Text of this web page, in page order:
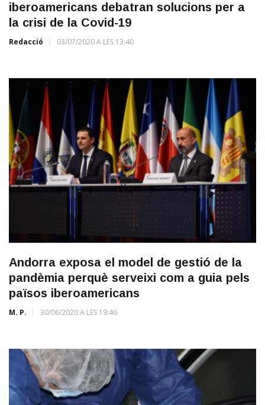
iberoamericans debatran solucions per a
la crisi de la Covid-19
Redacció 03/07/2020 A LES 13:40
Andorra exposa el model de gestió de la
pandèmia perquè serveixi com a guia pels
països iberoamericans
M. P. 30/06/2020 A LES 19:46